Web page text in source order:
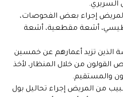
إجراء بعض الفحوصات،
أشعة مقطعية، أشعة
الذين تزيد أعمارهم عن خمسين
القولون من خلال المنظار، لأخذ
والمستقيم.
من المريض إجراء تحاليل بول